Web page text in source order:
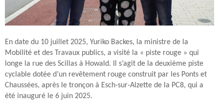
En date du 10 juillet 2025, Yuriko Backes, la ministre de la
Mobilité et des Travaux publics, a visité la « piste rouge » qui
longe la rue des Scillas à Howald. Il s’agit de la deuxième piste
cyclable dotée d’un revêtement rouge construit par les Ponts et
Chaussées, après le tronçon à Esch-sur-Alzette de la PC8, qui a
été inauguré le 6 juin 2025.